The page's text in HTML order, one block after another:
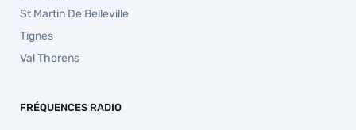
St Martin De Belleville
Tignes
Val Thorens
FRÉQUENCES RADIO